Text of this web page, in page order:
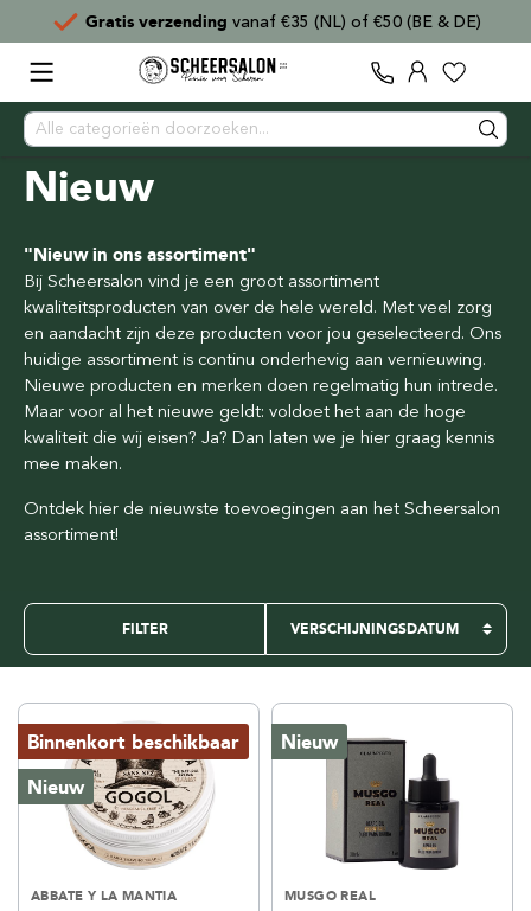
Gratis verzending vanaf €35 (NL) of €50 (BE & DE)
Nieuw
"Nieuw in ons assortiment"
Bij Scheersalon vind je een groot assortiment
kwaliteitsproducten van over de hele wereld. Met veel zorg
en aandacht zijn deze producten voor jou geselecteerd. Ons
huidige assortiment is continu onderhevig aan vernieuwing.
Nieuwe producten en merken doen regelmatig hun intrede.
Maar voor al het nieuwe geldt: voldoet het aan de hoge
kwaliteit die wij eisen? Ja? Dan laten we je hier graag kennis
mee maken.
Ontdek hier de nieuwste toevoegingen aan het Scheersalon
assortiment!
FILTER
Binnenkort beschikbaar
Nieuw
ABBATE Y LA MANTIA
Nieuw
MUSGO REAL